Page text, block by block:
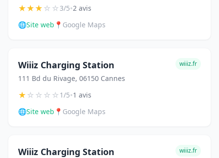
★★★☆☆3/5•2 avis
🌐Site web 📍 Google Maps
Wiiiz Charging Station
111 Bd du Rivage, 06150 Cannes
wiiiz.fr
★☆☆☆☆1/5•1 avis
🌐Site web 📍 Google Maps
Wiiiz Charging Station wiiiz.fr